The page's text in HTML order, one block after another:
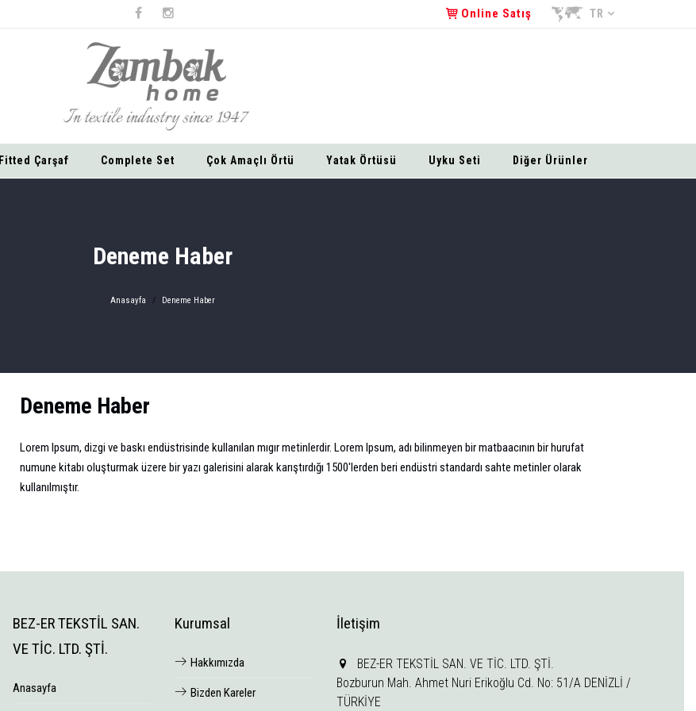
Online Satış TR
Fitted Çarşaf Complete Set Çok Amaçlı Örtü Yatak Örtüsü Uyku Seti Diğer Ürünler
Deneme Haber
Anasayfa Deneme Haber
Deneme Haber
Lorem Ipsum, dizgi ve baskı endüstrisinde kullanılan mıgır metinlerdir. Lorem Ipsum, adı bilinmeyen bir matbaacının bir hurufat
numune kitabı oluşturmak üzere bir yazı galerisini alarak karıştırdığı 1500'lerden beri endüstri standardı sahte metinler olarak
kullanılmıştır.
BEZ-ER TEKSTİL SAN.
VE TİC. LTD. ŞTİ.
Anasayfa
Kurumsal
Hakkımızda
Bizden Kareler
İletişim
BEZ-ER TEKSTİL SAN. VE TİC. LTD. ŞTİ.
Bozburun Mah. Ahmet Nuri Erikoğlu Cd. No: 51/A DENİZLİ /
TÜRKİYE